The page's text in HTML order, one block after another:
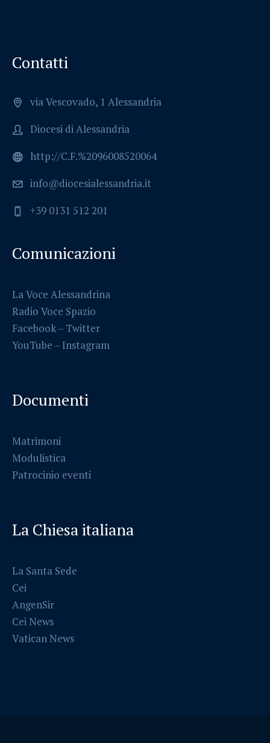
Contatti
via Vescovado, 1 Alessandria
Diocesi di Alessandria
http://C.F.%2096008520064
info@diocesialessandria.it
+39 0131 512 201
Comunicazioni
La Voce Alessandrina
Radio Voce Spazio
Facebook– Twitter
YouTube – Instagram
Documenti
Matrimoni
Modulistica
Patrocinio eventi
La Chiesa italiana
La Santa Sede
Cei
AngenSir
Cei News
Vatican News